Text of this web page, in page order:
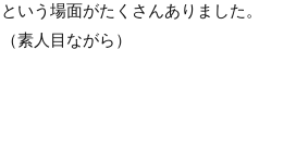
という場面がたくさんありました。
（素人目ながら）